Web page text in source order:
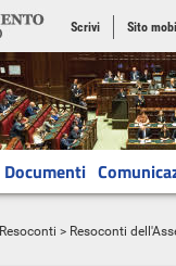
Scrivi Sito
Documenti
Resoconti > Resoconti